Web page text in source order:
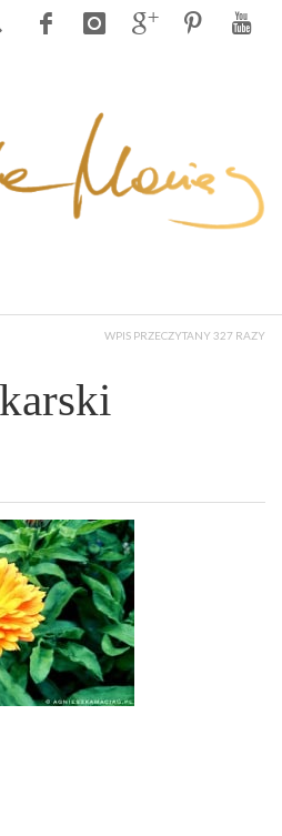
WPIS PRZECZYTANY 327 RAZY